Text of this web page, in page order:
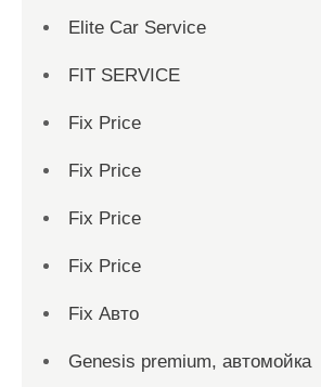
Elite Car Service
FIT SERVICE
Fix Price
Fix Price
Fix Price
Fix Price
Fix Авто
Genesis premium, автомойка